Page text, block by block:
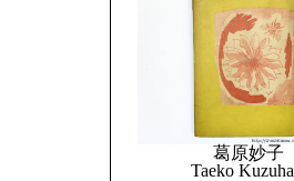
葛原妙子
Taeko